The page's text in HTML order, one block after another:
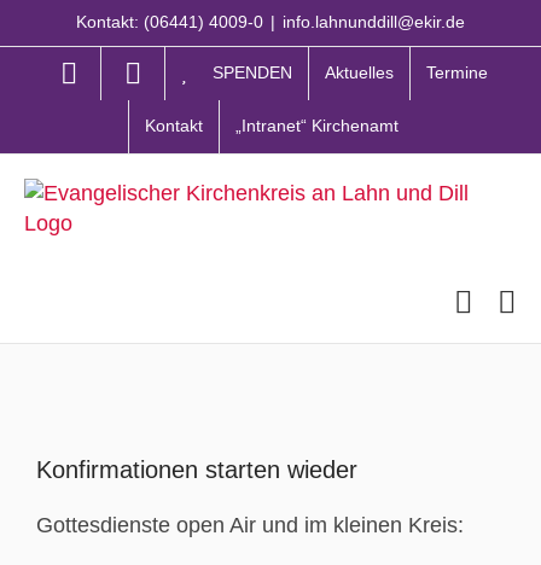
Inhalt
Kontakt: (06441) 4009-0 | info.lahnunddill@ekir.de
SPENDEN Aktuelles Termine
Kontakt „Intranet“ Kirchenamt
grösseres
Konfirmationen starten wieder
Gottesdienste open Air und im kleinen Kreis: